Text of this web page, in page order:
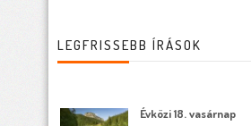
LEGFRISSEBB ÍRÁSOK
Évközi 18. vasárnap